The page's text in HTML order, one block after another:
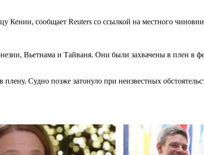
Кении, сообщает Reuters со ссылкой на местного
Вьетнама и Тайваня. Они были захвачены в плен в
Судно позже затонуло при неизвестных